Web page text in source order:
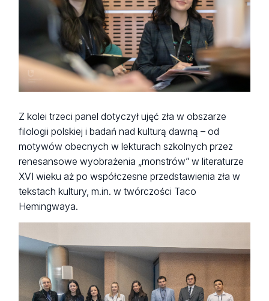
Z kolei trzeci panel dotyczył ujęć zła w obszarze
filologii polskiej i badań nad kulturą dawną – od
motywów obecnych w lekturach szkolnych przez
renesansowe wyobrażenia „monstrów” w literaturze
XVI wieku aż po współczesne przedstawienia zła w
tekstach kultury, m.in. w twórczości Taco
Hemingwaya.